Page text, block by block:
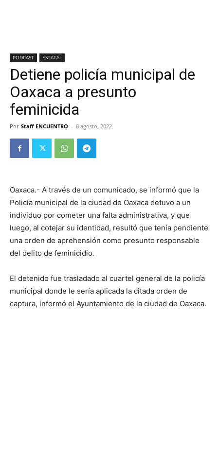
PODCAST ESTATAL
Detiene policía municipal de
Oaxaca a presunto
feminicida
Por Staff ENCUENTRO - 8 agosto, 2022
Oaxaca.- A través de un comunicado, se informó que la
Policía municipal de la ciudad de Oaxaca detuvo a un
individuo por cometer una falta administrativa, y que
luego, al cotejar su identidad, resultó que tenía pendiente
una orden de aprehensión como presunto responsable
del delito de feminicidio.
El detenido fue trasladado al cuartel general de la policía
municipal donde le sería aplicada la citada orden de
captura, informó el Ayuntamiento de la ciudad de Oaxaca.